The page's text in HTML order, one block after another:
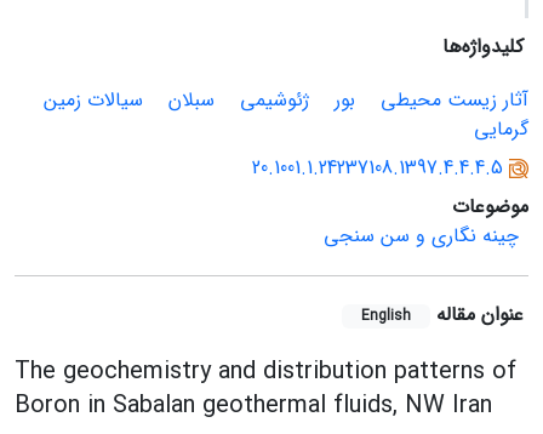
کلیدواژه‌ها
آثار زیست‌ محیطی
بور ژئوشیمی سبلان
سیالات زمین‌
گرمایی
20.1001.1.24237108.1397.4.4.4.5
موضوعات
چینه نگاری و سن سنجی
عنوان مقاله English
The geochemistry and distribution patterns of
Boron in Sabalan geothermal fluids, NW Iran